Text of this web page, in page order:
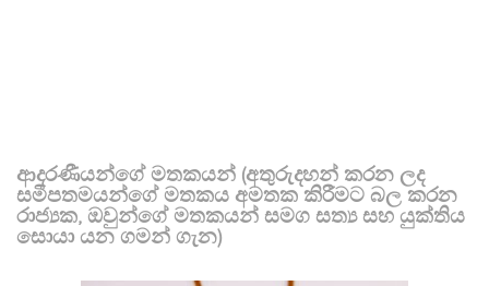
ආදරණීයන්ගේ මතකයන් (අතුරුදහන් කරන ලද
සමීපතමයන්ගේ මතකය අමතක කිරීමට බල කරන
රාජ්‍යක, ඔවුන්ගේ මතකයන් සමග සත්‍ය සහ යුක්තිය
සොයා යන ගමන් ගැන)